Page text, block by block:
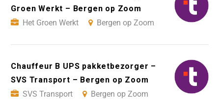
Groen Werkt – Bergen op Zoom
Het Groen Werkt
Bergen op Zoom
Chauffeur B UPS pakketbezorger –
SVS Transport – Bergen op Zoom
SVS Transport
Bergen op Zoom